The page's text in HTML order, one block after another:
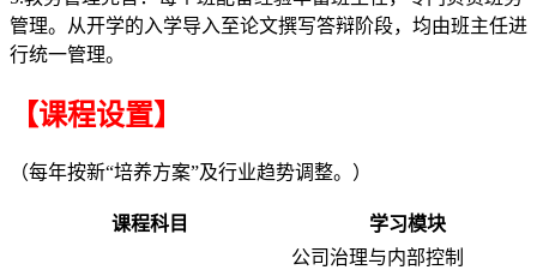
管理。从开学的入学导入至论文撰写答辩阶段，均由班主任进
行统一管理。
【课程设置】
（每年按新“培养方案”及行业趋势调整。）
课程科目 学习模块
公司治理与内部控制